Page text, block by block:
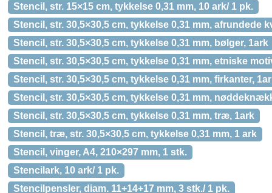
Stencil, str. 15×15 cm, tykkelse 0,31 mm, 10 ark/ 1 pk.
Stencil, str. 30,5×30,5 cm, tykkelse 0,31 mm, afrundede
Stencil, str. 30,5×30,5 cm, tykkelse 0,31 mm, bølger, 1ark
Stencil, str. 30,5×30,5 cm, tykkelse 0,31 mm, etniske
Stencil, str. 30,5×30,5 cm, tykkelse 0,31 mm, firkanter,
Stencil, str. 30,5×30,5 cm, tykkelse 0,31 mm,
Stencil, str. 30,5×30,5 cm, tykkelse 0,31 mm, træ, 1ark
Stencil, træ, str. 30,5×30,5 cm, tykkelse 0,31 mm, 1 ark
Stencil, vinger, A4, 210×297 mm, 1 stk.
Stencilark, 10 ark/ 1 pk.
Stencilpensler, diam. 11+14+17 mm, 3 stk./ 1 pk.